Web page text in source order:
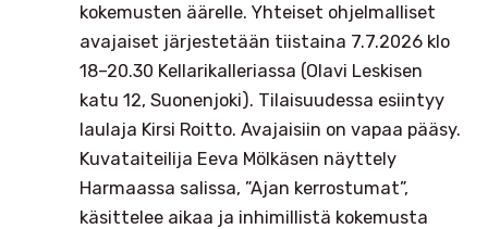
kokemusten äärelle. Yhteiset ohjelmalliset
avajaiset järjestetään tiistaina 7.7.2026 klo
18–20.30 Kellarikalleriassa (Olavi Leskisen
katu 12, Suonenjoki). Tilaisuudessa esiintyy
laulaja Kirsi Roitto. Avajaisiin on vapaa pääsy.
Kuvataiteilija Eeva Mölkäsen näyttely
Harmaassa salissa, ”Ajan kerrostumat”,
käsittelee aikaa ja inhimillistä kokemusta